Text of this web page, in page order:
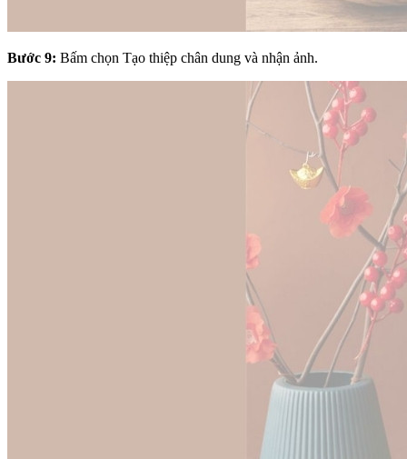
Bước 9: Bấm chọn Tạo thiệp chân dung và nhận ảnh.